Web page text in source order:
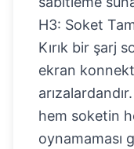
H3: Soket
Kırık bir şarj
ekran
hem soketin
oynamaması